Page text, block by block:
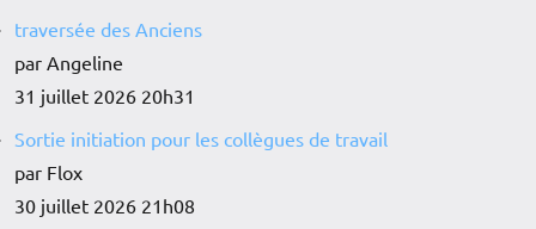
traversée des Anciens
par Angeline
31 juillet 2026 20h31
Sortie initiation pour les collègues de travail
par Flox
30 juillet 2026 21h08